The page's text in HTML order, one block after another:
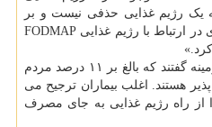
یک رژیم غذایی حذفی نیست و بر
چندین مورد از این محدودیت های در ارتباط با رژیم غذایی FODMAP
محققان در یادداشت های پیش زمینه گفتند که بالغ بر ۱۱ درصد مردم
هستند. اغلب بیماران ترجیح می
از راه رژیم غذایی به جای مصرف